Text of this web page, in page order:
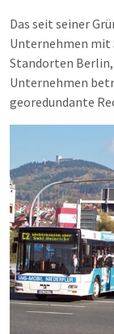
Das seit seiner
Unternehmen mit
Standorten
Unternehmen
georedundante